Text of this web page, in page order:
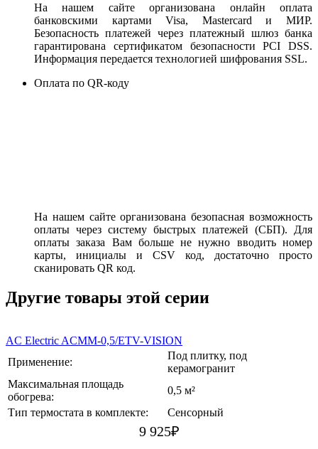
На нашем сайте организована онлайн оплата
банковскими картами Visa, Mastercard и МИР.
Безопасность платежей через платежный шлюз банка
гарантирована сертификатом безопасности PCI DSS.
Информация передается технологией шифрования SSL.
Оплата по QR-коду
На нашем сайте организована безопасная возможность
оплаты через систему быстрых платежей (СБП). Для
оплаты заказа Вам больше не нужно вводить номер
карты, инициалы и CSV код, достаточно просто
сканировать QR код.
Другие товары этой серии
AC Electric ACMM-0,5/ETV-VISION
Применение:
Под плитку, под
керамогранит
Максимальная площадь
обогрева:
0,5 м²
Тип термостата в комплекте:
Сенсорный
9 925₽